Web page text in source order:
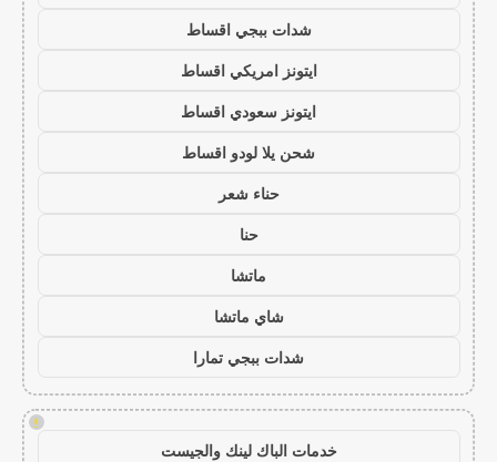
شدات ببجي اقساط
ايتونز امريكي اقساط
ايتونز سعودي اقساط
شحن يلا لودو اقساط
حناء شعر
حنا
ماتشا
شاي ماتشا
شدات ببجي تمارا
!
خدمات الباك لينك والجيست